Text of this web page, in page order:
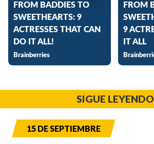
SIGUE LEYENDO
15 DE SEPTIEMBRE